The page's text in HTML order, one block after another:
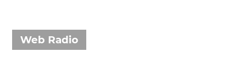
Web Radio